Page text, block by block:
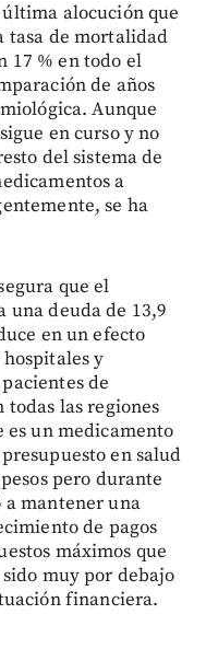
alocución que
tasa de mortalidad
17 % en todo el
de años
Aunque
en curso y no
del sistema de
a
se ha
que el
una deuda de 13,9
en un efecto
y
de
las regiones
es un medicamento
en salud
pero durante
a mantener una
de pagos
máximos que
muy por debajo
financiera.